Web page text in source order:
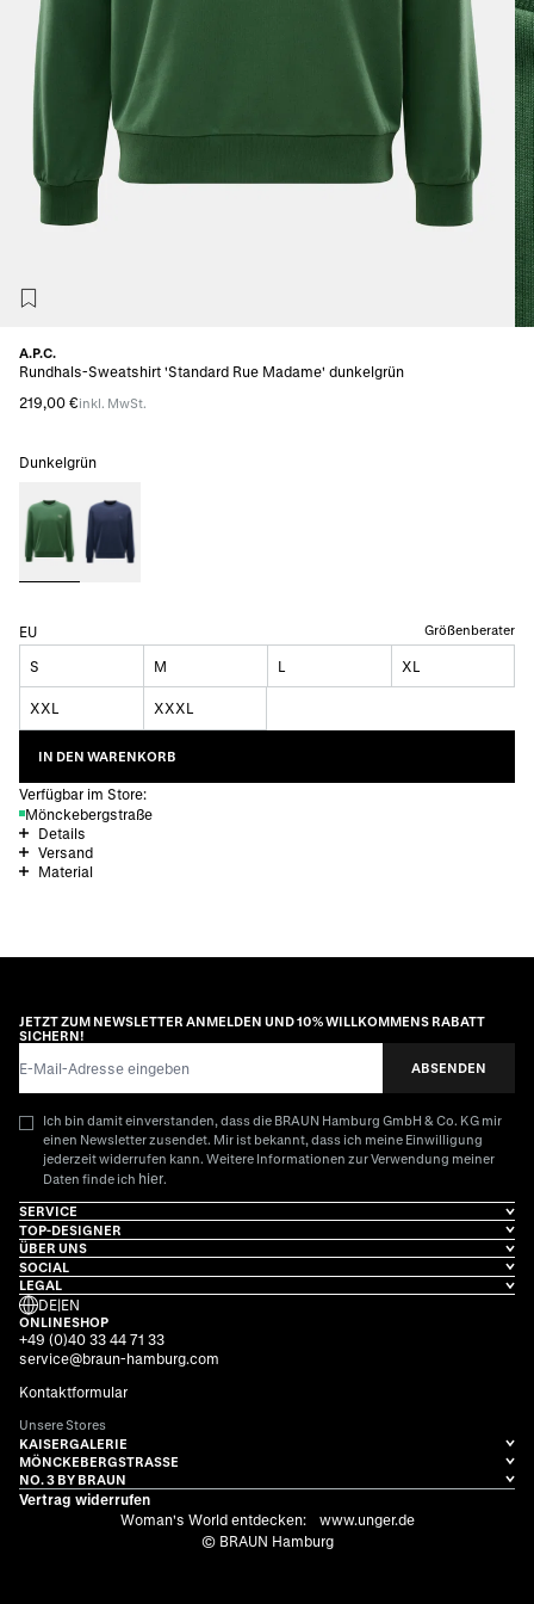
A.P.C.
Rundhals-Sweatshirt 'Standard Rue Madame' dunkelgrün
219,00 €inkl. MwSt.
Dunkelgrün
EU Größenberater
S M L XL
XXL XXXL
IN DEN WARENKORB
Verfügbar im Store:
Mönckebergstraße
Details
Versand
Material
JETZT ZUM NEWSLETTER ANMELDEN UND 10% WILLKOMMENS RABATT
SICHERN!
ABSENDEN
Ich bin damit einverstanden, dass die BRAUN Hamburg GmbH & Co. KG mir
einen Newsletter zusendet. Mir ist bekannt, dass ich meine Einwilligung
jederzeit widerrufen kann. Weitere Informationen zur Verwendung meiner
Daten finde ich hier.
SERVICE
TOP-DESIGNER
ÜBER UNS
SOCIAL
LEGAL
DE|EN
ONLINESHOP
+49 (0)40 33 44 71 33
service@braun-hamburg.com
Kontaktformular
Unsere Stores
KAISERGALERIE
MÖNCKEBERGSTRASSE
NO. 3 BY BRAUN
Vertrag widerrufen
Woman's World entdecken:
www.unger.de
© BRAUN Hamburg